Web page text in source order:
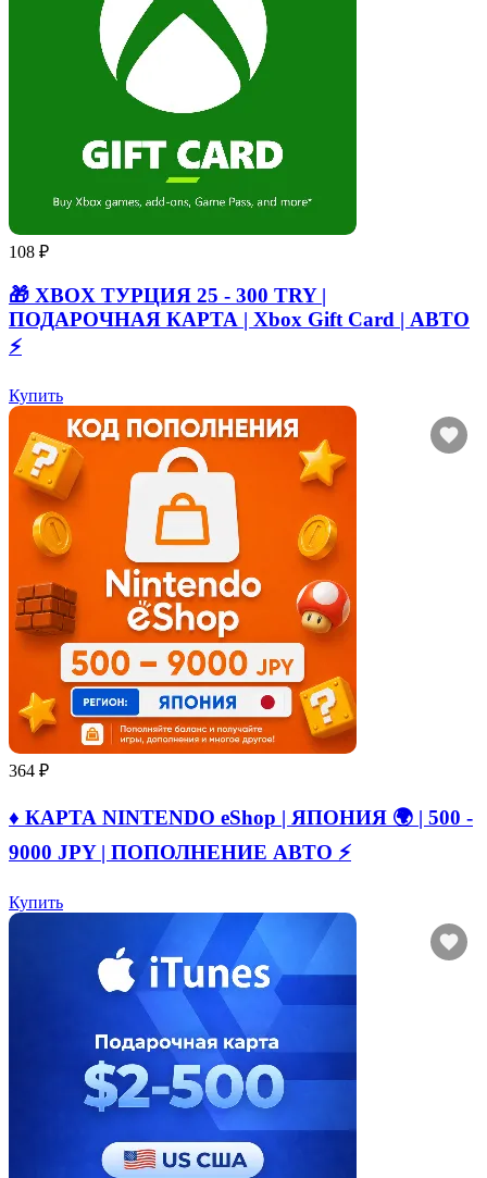
108 ₽
🎁 XBOX ТУРЦИЯ 25 - 300 TRY |
ПОДАРОЧНАЯ КАРТА | Xbox Gift Card | АВТО
⚡
Купить
364 ₽
♦️ КАРТА NINTENDO eShop | ЯПОНИЯ 🌍 | 500 -
9000 JPY | ПОПОЛНЕНИЕ АВТО ⚡
Купить